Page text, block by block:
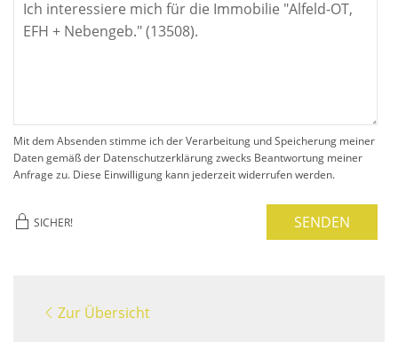
Mit dem Absenden stimme ich der Verarbeitung und Speicherung meiner
Daten gemäß der Datenschutzerklärung zwecks Beantwortung meiner
Anfrage zu. Diese Einwilligung kann jederzeit widerrufen werden.
SICHER! SENDEN
Zur Übersicht